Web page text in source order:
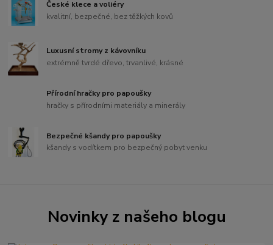
České klece a voliéry
kvalitní, bezpečné, bez těžkých kovů
Luxusní stromy z kávovníku
extrémně tvrdé dřevo, trvanlivé, krásné
Přírodní hračky pro papoušky
hračky s přírodními materiály a minerály
Bezpečné kšandy pro papoušky
kšandy s vodítkem pro bezpečný pobyt venku
Novinky z našeho blogu